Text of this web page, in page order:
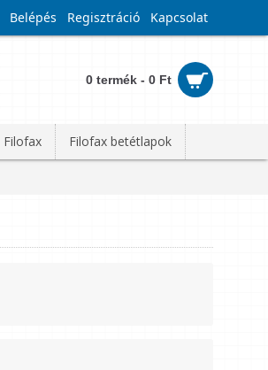
Belépés Regisztráció Kapcsolat
0 termék - 0 Ft
Filofax Filofax betétlapok